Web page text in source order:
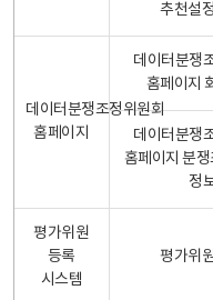
추천설
데이터분쟁조정위원회
홈페이지
데이터분쟁
홈페이지
데이터분쟁
홈페이지 분
정
평가위원
등록
시스템
평가위